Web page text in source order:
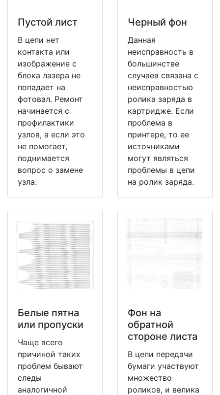
Пустой лист
В цепи нет
контакта или
изображение с
блока лазера не
попадает на
фотовал. Ремонт
начинается с
профилактики
узлов, а если это
не помогает,
поднимается
вопрос о замене
узла.
Черный фон
Данная
неисправность в
большинстве
случаев связана с
неисправностью
ролика заряда в
картридже. Если
проблема в
принтере, то ее
источниками
могут являться
проблемы в цепи
на ролик заряда.
Белые пятна
или пропуски
Чаще всего
причиной таких
проблем бывают
следы
аналогичной
Фон на
обратной
стороне листа
В цепи передачи
бумаги участвуют
множество
роликов, и велика